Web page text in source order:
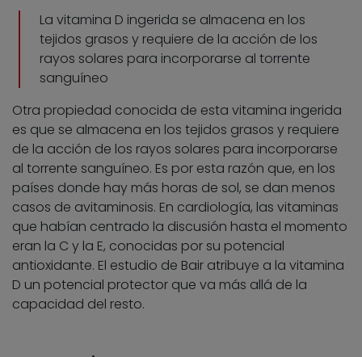
La vitamina D ingerida se almacena en los
tejidos grasos y requiere de la acción de los
rayos solares para incorporarse al torrente
sanguíneo
Otra propiedad conocida de esta vitamina ingerida
es que se almacena en los tejidos grasos y requiere
de la acción de los rayos solares para incorporarse
al torrente sanguíneo. Es por esta razón que, en los
países donde hay más horas de sol, se dan menos
casos de avitaminosis. En cardiología, las vitaminas
que habían centrado la discusión hasta el momento
eran la C y la E, conocidas por su potencial
antioxidante. El estudio de Bair atribuye a la vitamina
D un potencial protector que va más allá de la
capacidad del resto.